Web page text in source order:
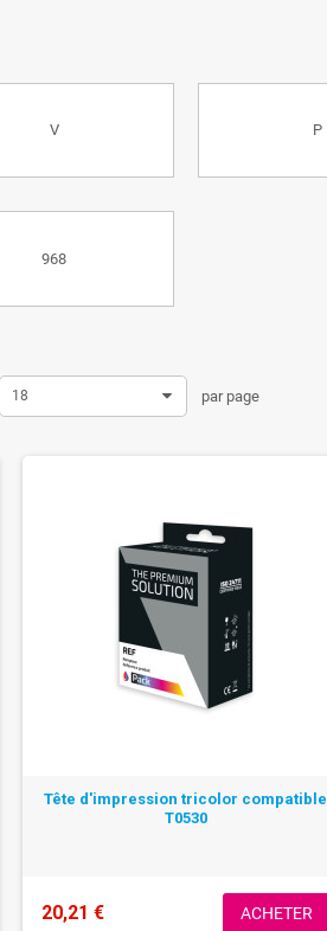
V P
968
18 par page
Tête d'impression tricolor compatible
T0530
20,21 € ACHETER